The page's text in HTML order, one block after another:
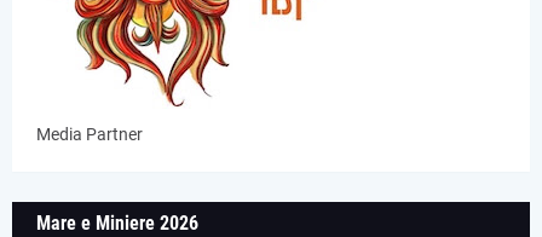
Media Partner
Mare e Miniere 2026